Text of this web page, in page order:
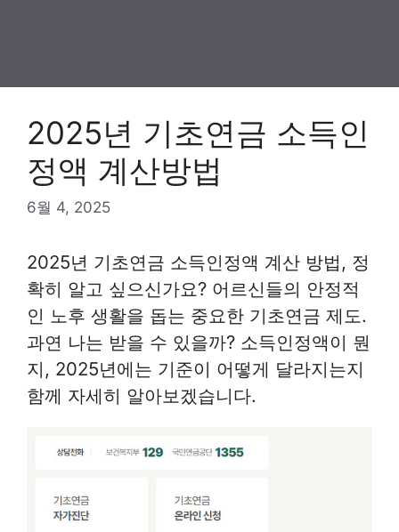
2025년 기초연금 소득인
정액 계산방법
6월 4, 2025
2025년 기초연금 소득인정액 계산 방법, 정
확히 알고 싶으신가요? 어르신들의 안정적
인 노후 생활을 돕는 중요한 기초연금 제도.
과연 나는 받을 수 있을까? 소득인정액이 뭔
지, 2025년에는 기준이 어떻게 달라지는지
함께 자세히 알아보겠습니다.